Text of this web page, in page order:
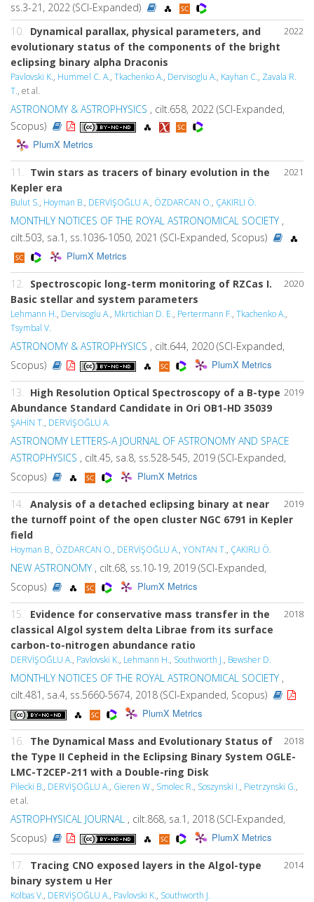
ss.3-21, 2022 (SCI-Expanded)
2022
10. Dynamical parallax, physical parameters, and
evolutionary status of the components of the bright
eclipsing binary alpha Draconis
Pavlovski K., Hummel C. A., Tkachenko A., Dervisoglu A., Kayhan C., Zavala R.
T., et al.
ASTRONOMY & ASTROPHYSICS , cilt.658, 2022 (SCI-Expanded,
Scopus)
PlumX Metrics
2021
11. Twin stars as tracers of binary evolution in the
Kepler era
Bulut S., Hoyman B., DERVİŞOĞLU A., ÖZDARCAN O., ÇAKIRLI Ö.
MONTHLY NOTICES OF THE ROYAL ASTRONOMICAL SOCIETY ,
cilt.503, sa.1, ss.1036-1050, 2021 (SCI-Expanded, Scopus)
PlumX Metrics
2020
12. Spectroscopic long-term monitoring of RZCas I.
Basic stellar and system parameters
Lehmann H., Dervisoglu A., Mkrtichian D. E., Pertermann F., Tkachenko A.,
Tsymbal V.
ASTRONOMY & ASTROPHYSICS , cilt.644, 2020 (SCI-Expanded,
Scopus)
PlumX Metrics
2019
13. High Resolution Optical Spectroscopy of a B-type
Abundance Standard Candidate in Ori OB1-HD 35039
ŞAHİN T., DERVİŞOĞLU A.
ASTRONOMY LETTERS-A JOURNAL OF ASTRONOMY AND SPACE
ASTROPHYSICS , cilt.45, sa.8, ss.528-545, 2019 (SCI-Expanded,
Scopus)
PlumX Metrics
2019
14. Analysis of a detached eclipsing binary at near
the turnoff point of the open cluster NGC 6791 in Kepler
field
Hoyman B., ÖZDARCAN O., DERVİŞOĞLU A., YONTAN T., ÇAKIRLI Ö.
NEW ASTRONOMY , cilt.68, ss.10-19, 2019 (SCI-Expanded,
Scopus)
PlumX Metrics
2018
15. Evidence for conservative mass transfer in the
classical Algol system delta Librae from its surface
carbon-to-nitrogen abundance ratio
DERVİŞOĞLU A., Pavlovski K., Lehmann H., Southworth J., Bewsher D.
MONTHLY NOTICES OF THE ROYAL ASTRONOMICAL SOCIETY ,
cilt.481, sa.4, ss.5660-5674, 2018 (SCI-Expanded, Scopus)
PlumX Metrics
2018
16. The Dynamical Mass and Evolutionary Status of
the Type II Cepheid in the Eclipsing Binary System OGLE-
LMC-T2CEP-211 with a Double-ring Disk
Pilecki B., DERVİŞOĞLU A., Gieren W., Smolec R., Soszynski I., Pietrzynski G.,
et al.
ASTROPHYSICAL JOURNAL , cilt.868, sa.1, 2018 (SCI-Expanded,
Scopus)
PlumX Metrics
2014
17. Tracing CNO exposed layers in the Algol-type
binary system u Her
Kolbas V., DERVİŞOĞLU A., Pavlovski K., Southworth J.